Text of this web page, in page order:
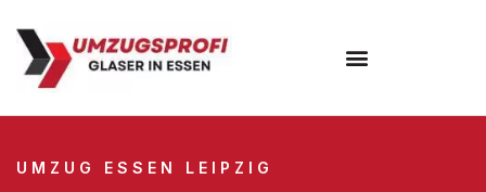
UMZUG ESSEN LEIPZIG